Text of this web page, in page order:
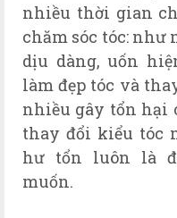
nhiều thời gian
chăm sóc tóc: như
dịu dàng, uốn
làm đẹp tóc và
nhiều gây tổn hại
thay đổi kiểu tóc
hư tổn luôn là
muốn.